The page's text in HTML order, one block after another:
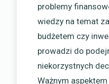
problemy
wiedzy na temat
budżetem czy
prowadzi do
niekorzystnych
Ważnym